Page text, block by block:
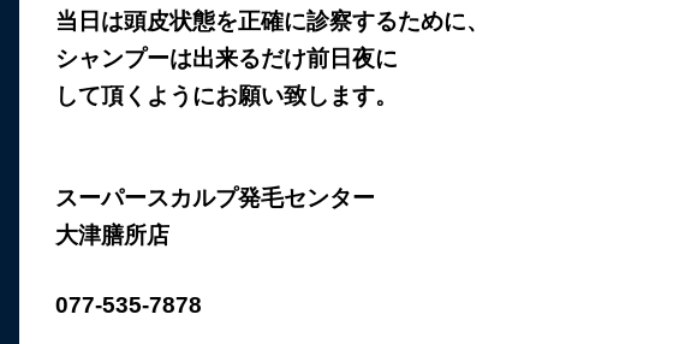
当日は頭皮状態を正確に診察するために、
シャンプーは出来るだけ前日夜に
して頂くようにお願い致します。
スーパースカルプ発毛センター
大津膳所店
077-535-7878